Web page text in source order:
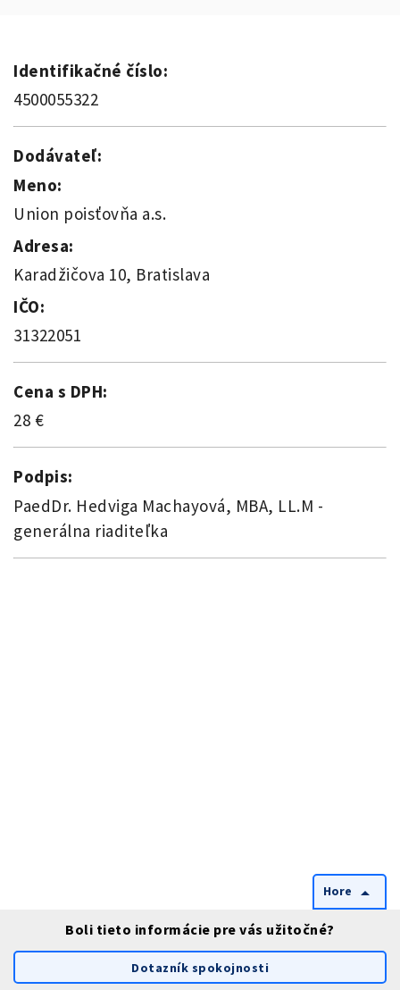
Identifikačné číslo:
4500055322
Dodávateľ:
Meno:
Union poisťovňa a.s.
Adresa:
Karadžičova 10, Bratislava
IČO:
31322051
Cena s DPH:
28 €
Podpis:
PaedDr. Hedviga Machayová, MBA, LL.M -
generálna riaditeľka
Hore arrow_drop_up
Boli tieto informácie pre vás užitočné?
Dotazník spokojnosti